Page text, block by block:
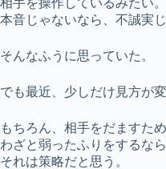
相手を操作しているみたい。
本音じゃないなら、不誠実じ
そんなふうに思っていた。
でも最近、少しだけ見方が
もちろん、相手をだますため
わざと弱ったふりをするなら
それは策略だと思う。